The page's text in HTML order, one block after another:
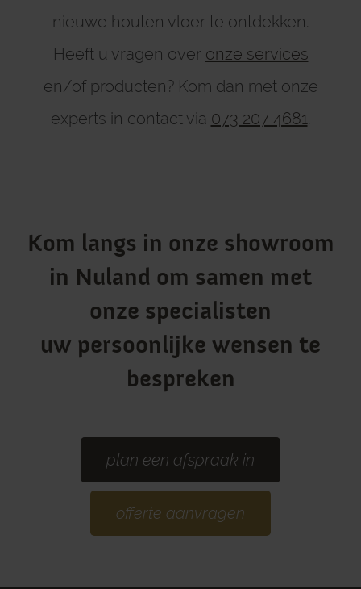
nieuwe houten vloer te ontdekken.
Heeft u vragen over onze services
en/of producten? Kom dan met onze
experts in contact via 073 207 4681.
Kom langs in onze showroom
in Nuland om samen met
onze specialisten
uw persoonlijke wensen te
bespreken
plan een afspraak in
offerte aanvragen